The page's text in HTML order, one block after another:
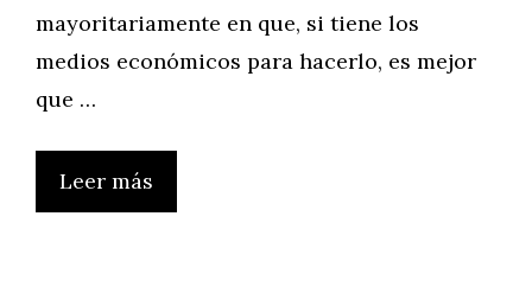
mayoritariamente en que, si tiene los
medios económicos para hacerlo, es mejor
que …
Leer más